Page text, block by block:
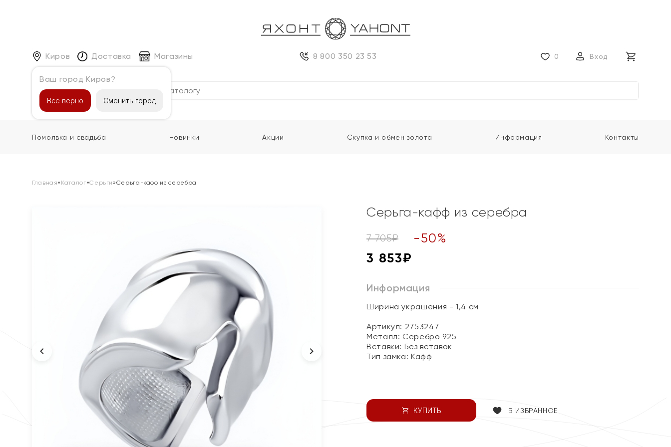
Киров
Ваш город Киров?
Все верно Сменить город
Доставка Магазины 8 800 350 23 53 0 Вход
Каталог
Помолвка и свадьба Новинки Акции Скупка и обмен золота Информация Контакты
Главная» Каталог»Серьги »Серьга-кафф из серебра
Серьга-кафф из серебра
7 705₽ -50%
3 853₽
Информация
Ширина украшения - 1,4 см
Артикул: 2753247
Металл: Серебро 925
Вставки: Без вставок
Тип замка:Кафф
КУПИТЬ В ИЗБРАННОЕ